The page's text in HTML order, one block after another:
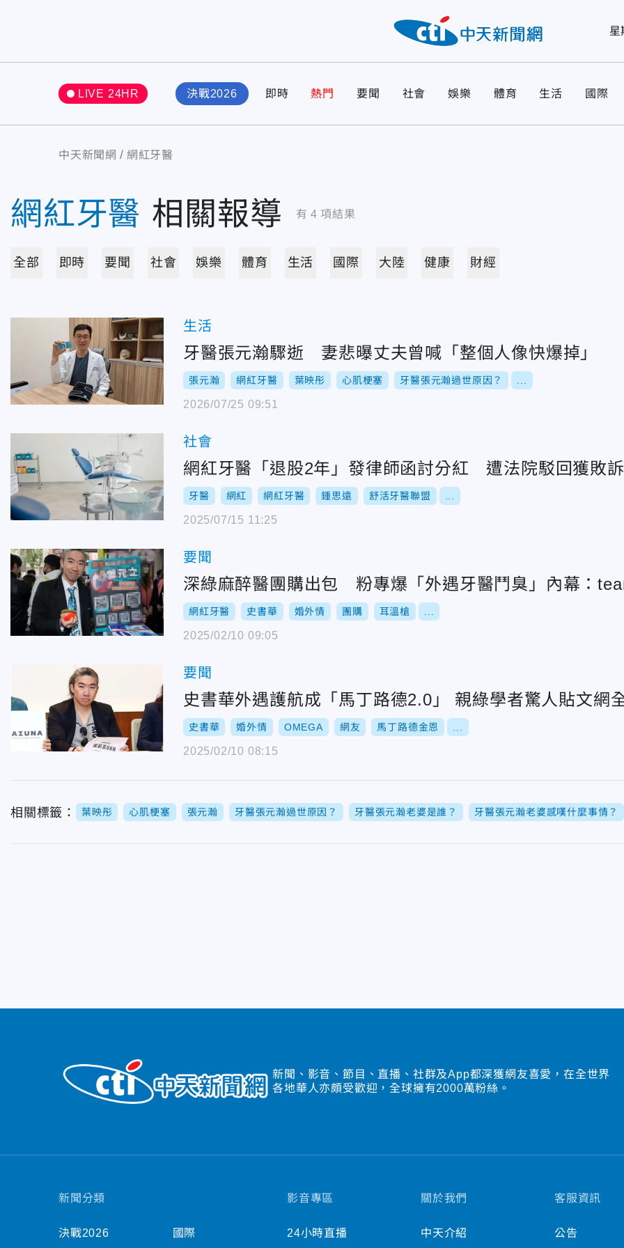
星
LIVE 24HR 決戰2026 即時 熱門 要聞 社會 娛樂 體育 生活 國際
中天新聞網 網紅牙醫
網紅牙醫 相關報導 有 4 項結果
全部 即時 要聞 社會 娛樂 體育 生活 國際 大陸 健康 財經
生活
牙醫張元瀚驟逝 妻悲曝丈夫曾喊「整個人像快爆掉」
張元瀚 網紅牙醫 葉映彤 心肌梗塞 牙醫張元瀚過世原因？
2026/07/25 09:51
社會
網紅牙醫「退股2年」發律師函討分紅 遭法院駁回獲敗訴
牙醫 網紅 網紅牙醫 鍾思遠 舒活牙醫聯盟
2025/07/15 11:25
要聞
深綠麻醉醫團購出包 粉專爆「外遇牙醫鬥臭」內幕：
網紅牙醫 史書華 婚外情 團購 耳溫槍
2025/02/10 09:05
要聞
史書華外遇護航成「馬丁路德2.0」 親綠學者驚人貼文網
史書華 婚外情 OMEGA 網友 馬丁路德金恩
2025/02/10 08:15
相關標籤： 葉映彤 心肌梗塞 張元瀚 牙醫張元瀚過世原因？ 牙醫張元瀚老婆是誰？ 牙醫張元瀚老婆感嘆什麼事情？
新聞、影音、節目、直播、社群及App都深獲網友喜愛，在全世界
各地華人亦頗受歡迎，全球擁有2000萬粉絲。
新聞分類
決戰2026 國際
影音專區
24小時直播
關於我們
中天介紹
客服資訊
公告